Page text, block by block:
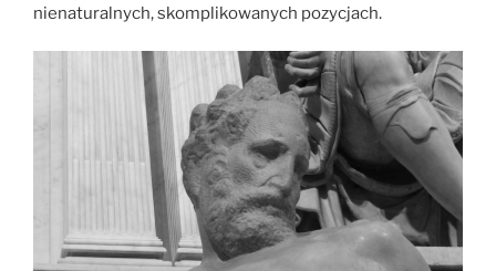
nienaturalnych, skomplikowanych pozycjach.